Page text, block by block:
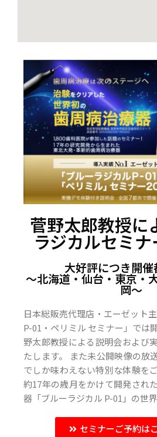
菅野太郎教授に
ラジカルセミ
大好評につき開催
〜北海道・仙台・東京・
岡〜
日本総販売代理店・エーゼット
P-01・ペリミル セミナー」では
野太郎教授による説明会および
たします。 また未公開映像の放
でしか味わえない特別な体験を
約17年の歳月をかけて開発され
器「ブルーラジカル P-01」の世
セミナーご予約は